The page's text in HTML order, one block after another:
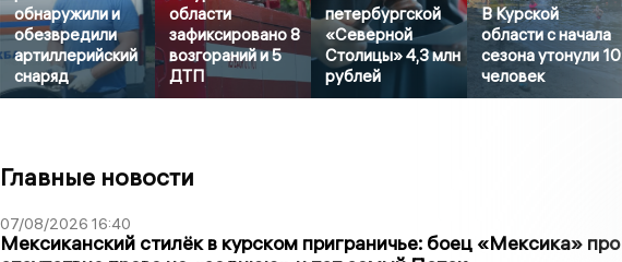
обнаружили и
обезвредили
артиллерийский
снаряд
области
зафиксировано 8
возгораний и 5
ДТП
петербургской
«Северной
Столицы» 4,3 млн
рублей
В Курской
области с начала
сезона утонули 10
человек
Главные новости
07/08/2026 16:40
Мексиканский стилёк в курском приграничье: боец «Мексика» про